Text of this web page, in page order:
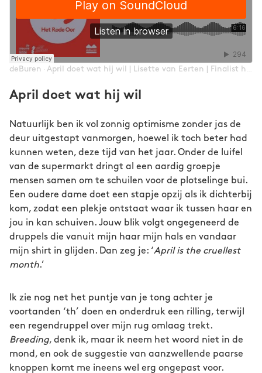
deBuren · April doet wat hij wil | Lisette van Eerten | Finalist het Rode Oor 2024
April doet wat hij wil
Natuurlijk ben ik vol zonnig optimisme zonder jas de
deur uitgestapt vanmorgen, hoewel ik toch beter had
kunnen weten, deze tijd van het jaar. Onder de luifel
van de supermarkt dringt al een aardig groepje
mensen samen om te schuilen voor de plotselinge bui.
Een oudere dame doet een stapje opzij als ik dichterbij
kom, zodat een plekje ontstaat waar ik tussen haar en
jou in kan schuiven. Jouw blik volgt ongegeneerd de
druppels die vanuit mijn haar mijn hals en vandaar
mijn shirt in glijden. Dan zeg je: ‘April is the cruellest
month.’
Ik zie nog net het puntje van je tong achter je
voortanden ‘th’ doen en onderdruk een rilling, terwijl
een regendruppel over mijn rug omlaag trekt.
Breeding, denk ik, maar ik neem het woord niet in de
mond, en ook de suggestie van aanzwellende paarse
knoppen komt me ineens wel erg ongepast voor.